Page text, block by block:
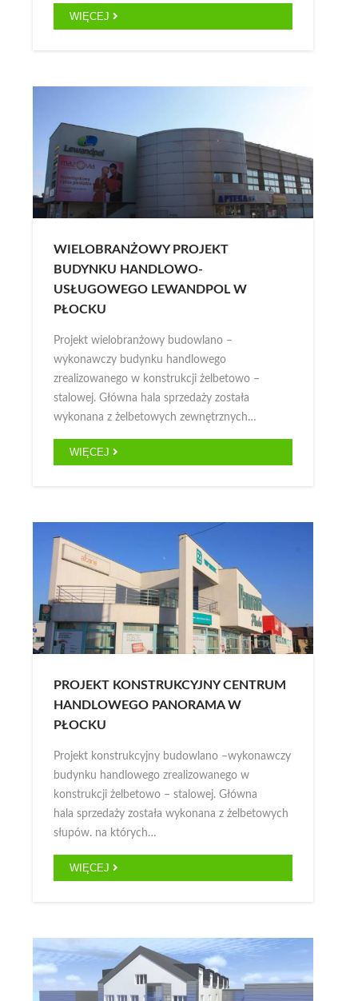
WIĘCEJ
WIELOBRANŻOWY PROJEKT
BUDYNKU HANDLOWO-
USŁUGOWEGO LEWANDPOL W
PŁOCKU
Projekt wielobranżowy budowlano –
wykonawczy budynku handlowego
zrealizowanego w konstrukcji żelbetowo –
stalowej. Główna hala sprzedaży została
wykonana z żelbetowych zewnętrznych…
WIĘCEJ
PROJEKT KONSTRUKCYJNY CENTRUM
HANDLOWEGO PANORAMA W
PŁOCKU
Projekt konstrukcyjny budowlano –wykonawczy
budynku handlowego zrealizowanego w
konstrukcji żelbetowo – stalowej. Główna
hala sprzedaży została wykonana z żelbetowych
słupów. na których…
WIĘCEJ